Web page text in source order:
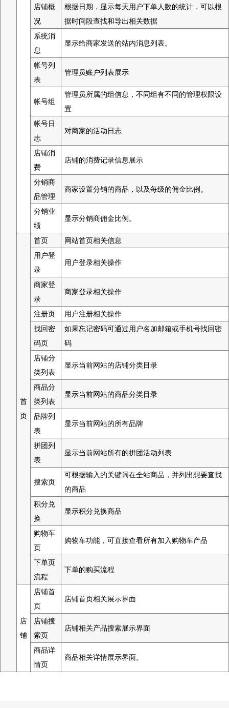
店铺概
况
根据日期，显示每天用户下单人数的统计，可以根
据时间段查找和导出相关数据
系统消
息
显示给商家发送的站内消息列表。
帐号列
表
管理员账户列表展示
帐号组
管理员所属的组信息，不同组有不同的管理权限设
置
帐号日
志
对商家的活动日志
店铺消
费
店铺的消费记录信息展示
分销商
品管理
商家设置分销的商品，以及每级的佣金比例。
分销业
绩
显示分销商佣金比例。
首
页
首页
网站首页相关信息
用户登
录
用户登录相关操作
商家登
录
商家登录相关操作
注册页
用户注册相关操作
找回密
码页
如果忘记密码可通过用户名加邮箱或手机号找回密
码
店铺分
类列表
显示当前网站的店铺分类目录
商品分
类列表
显示当前网站的商品分类目录
品牌列
表
显示当前网站的所有品牌
拼团列
表
显示当前网站所有的拼团活动列表
搜索页
可根据输入的关键词在全站商品，并列出想要查找
的商品
积分兑
换
显示积分兑换商品
购物车
页
购物车功能，可直接查看所有加入购物车产品
下单页
流程
下单的购买流程
店
铺
店铺首
页
店铺首页相关展示界面
店铺搜
索页
店铺相关产品搜索展示界面
商品详
情页
商品相关详情展示界面。